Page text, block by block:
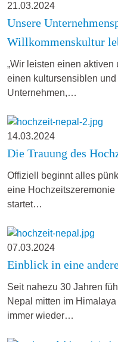
21.03.2024
Unsere
Willkommenskultur
„Wir leisten einen
einen kultursensiblen
Unternehmen,…
14.03.2024
Die Trauung des
Offiziell beginnt alles
eine
startet…
07.03.2024
Einblick in eine
Seit nahezu 30 Jahren
Nepal mitten im
immer wieder…